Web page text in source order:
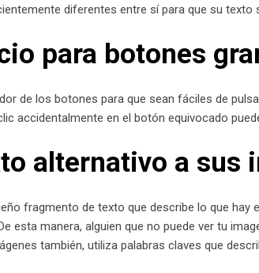
diferentes entre sí para que su
para botones
de los botones para que sean fáciles de
accidentalmente en el botón equivocado
alternativo a sus
fragmento de texto que describe lo que
esta manera, alguien que no puede ver tu
también, utiliza palabras claves que